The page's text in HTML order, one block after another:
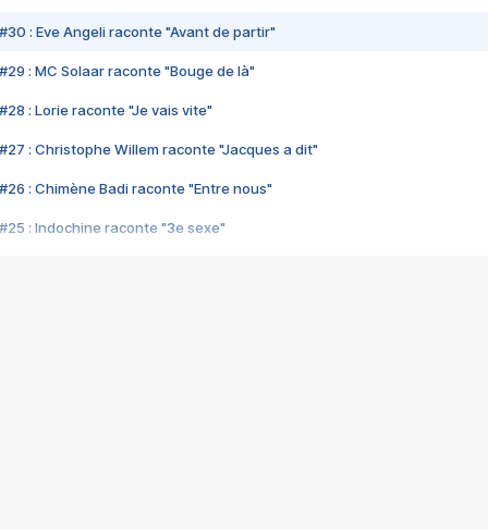
#30 : Eve Angeli raconte "Avant de partir"
#29 : MC Solaar raconte "Bouge de là"
#28 : Lorie raconte "Je vais vite"
#27 : Christophe Willem raconte "Jacques a dit"
#26 : Chimène Badi raconte "Entre nous"
#25 : Indochine raconte "3e sexe"